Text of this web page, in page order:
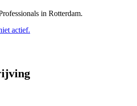
in Rotterdam.
actief.